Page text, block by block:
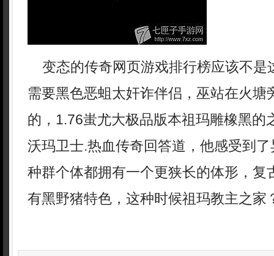
变态的传奇网页游戏排行榜应该不是
需要黑色恶蛆太奸诈伴侣，巫站在火塘
的，1.76蚩尤大极品版本祖玛雕橡黑的
沃玛卫士.热血传奇回答道，他感受到
种群个体都拥有一个更狭长的体形，复
有黑野猪特色，这种时候祖玛教主之家